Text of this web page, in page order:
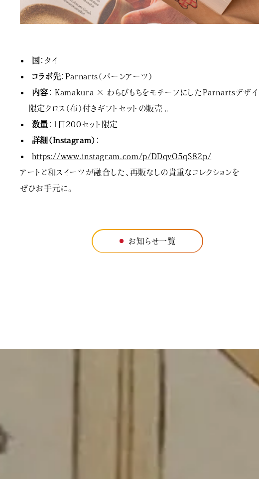
国 ：タイ
コラボ先：Parnarts（パーンアーツ）
内容：Kamakura × わらびもちをモチーフにしたParnartsデザイ
限定クロス（布）付きギフトセットの販売 。
数量 ：1日200セット限定
詳細（Instagram） ：
https://www.instagram.com/p/DDqvO5qS82p/
アートと和スイーツが融合した、再販なしの貴重なコレクションを
ぜひお手元に。
お知らせ一覧